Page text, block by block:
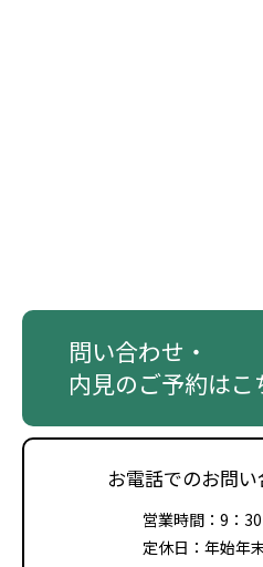
問い合わせ・
内見のご予約はこ
お電話でのお問
営業時間：9：
定休日：年始年